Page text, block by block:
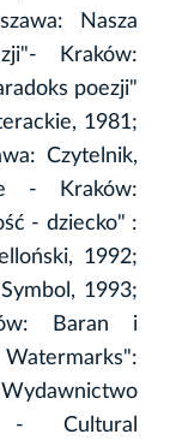
Nasza
Kraków:
poezji"
1981;
Czytelnik,
- Kraków:
- dziecko" :
1992;
1993;
Baran i
- Cultural